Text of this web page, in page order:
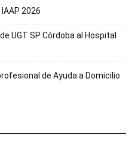
2026
UGT SP Córdoba al Hospital
de Ayuda a Domicilio